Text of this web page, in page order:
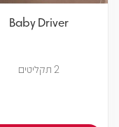
Baby Driver
2 תקליטים